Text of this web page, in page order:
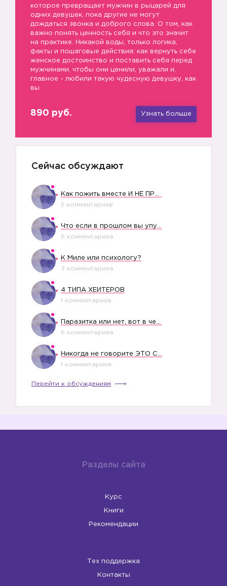
которое превращает мужчин в рыцарей для
одних девушек, пока другие не могут
дождаться звонка и доброго слова. О том, как
важно понять ценность себя и что это значит
на практике. Никакой воды, только логика,
факты и пошаговые действия: как вернуть себе
женское достоинство и поставить себя перед
мужчинами, чтобы они ценили, уважали и,
главное - любили такую чудесную девушку, как
вы.
890 руб. Узнать больше
Сейчас обсуждают
5 комментариев
6 комментариев
К Миле или психологу?
3 комментариев
4 ТИПА ХЕЙТЕРОВ
1 комментариев
6 комментариев
1 комментариев
Перейти к обсуждениям
Разделы сайта
Курс
Книги
Рекомендации
Тех поддержка
Контакты